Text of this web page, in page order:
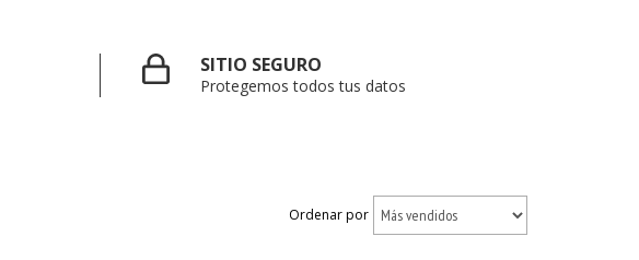
SITIO SEGURO
Protegemos todos tus datos
Ordenar por